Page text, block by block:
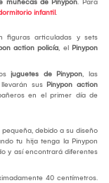
muñecas de Pinypon. Para
infantil.
figuras articuladas y sets
action policía, el Pinypon
juguetes de Pinypon, las
sus Pinypon action
en el primer día de
debido a su diseño
tu hija tenga la Pinypon
y así encontrará diferentes
40 centímetros.